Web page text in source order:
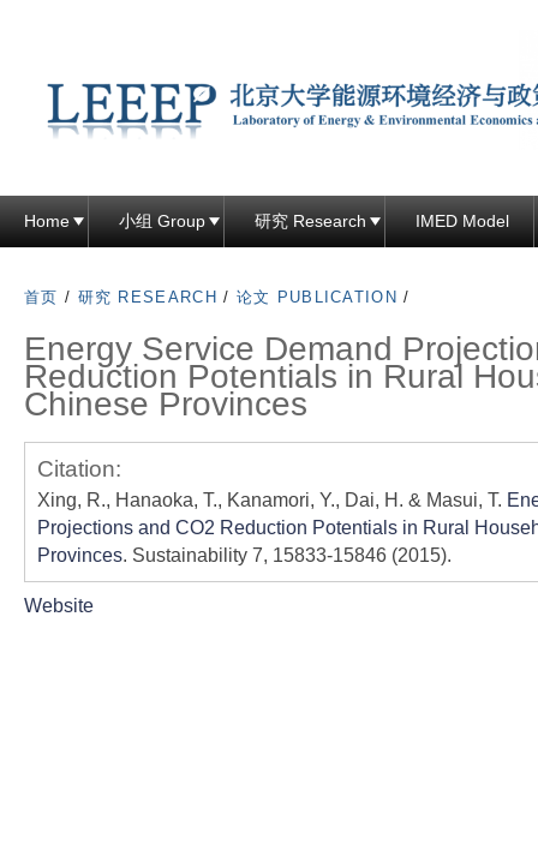
到
页
主
要
分
Home 小组 Group 研究 Research IMED Model
首页 / 研究 RESEARCH / 论文 PUBLICATION /
Energy Service Demand
Reduction Potentials in Rural
Chinese Provinces
Citation:
Xing, R., Hanaoka, T., Kanamori, Y., Dai, H. & Masui, T.
Projections and CO2 Reduction Potentials in Rural
Provinces. Sustainability 7, 15833-15846 (2015).
Website